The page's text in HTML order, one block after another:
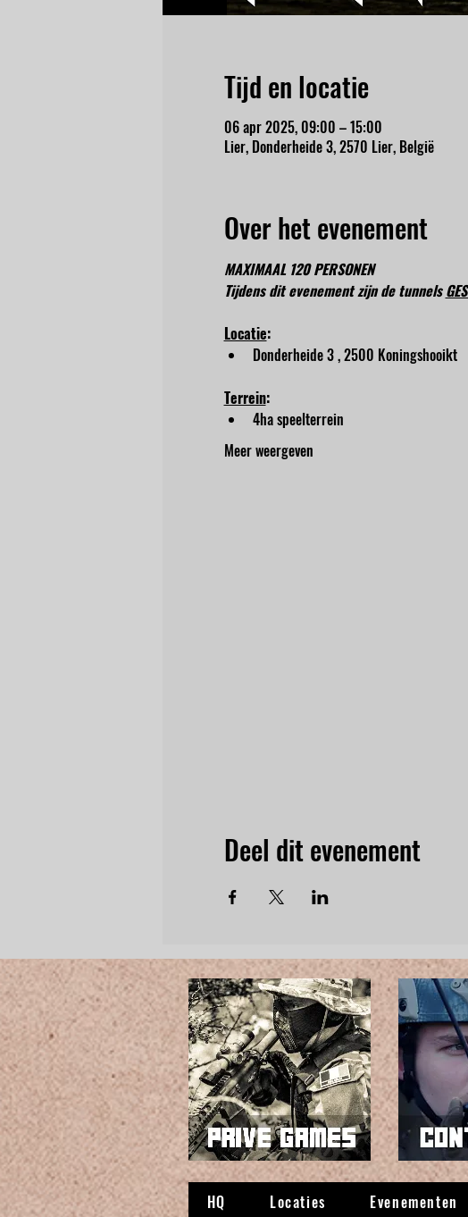
Tijd en locatie
06 apr 2025, 09:00 – 15:00
Lier, Donderheide 3, 2570 Lier, België
Over het evenement
MAXIMAAL 120 PERSONEN
Tijdens dit evenement zijn de tunnels
Locatie:
Donderheide 3 , 2500 Koningshooikt
Terrein:
4ha speelterrein
Meer weergeven
Deel dit evenement
HQ Locaties Evenementen